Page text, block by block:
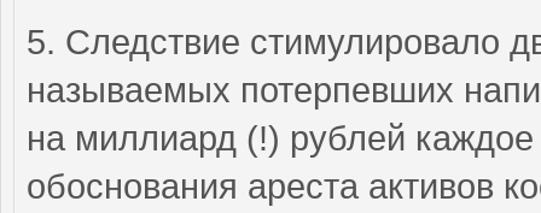
5. Следствие стимулировало
называемых потерпевших
на миллиард (!) рублей
обоснования ареста активов